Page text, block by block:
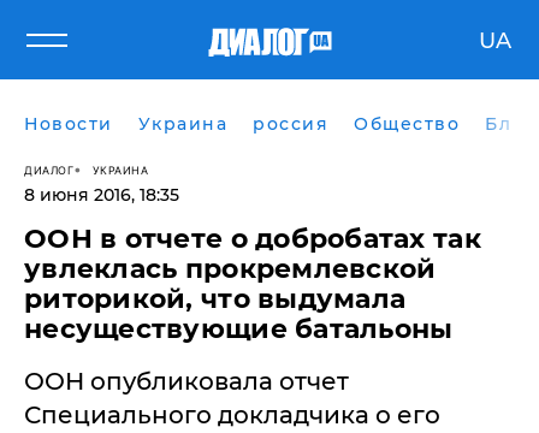
UA
Новости Украина россия Общество
ДИАЛОГ УКРАИНА
8 июня 2016, 18:35
ООН в отчете о добробатах так
увлеклась прокремлевской
риторикой, что выдумала
несуществующие батальоны
ООН опубликовала отчет
Специального докладчика о его